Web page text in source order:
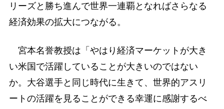
リーズと勝ち進んで世界一連覇となればさらなる
経済効果の拡大につながる。
宮本名誉教授は「やはり経済マーケットが大き
い米国で活躍していることが大きいのではない
か。大谷選手と同じ時代に生きて、世界的アスリ
ートの活躍を見ることができる幸運に感謝するべ